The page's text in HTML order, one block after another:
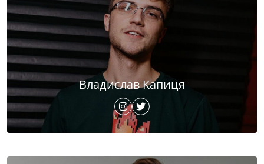
Владислав Капиця